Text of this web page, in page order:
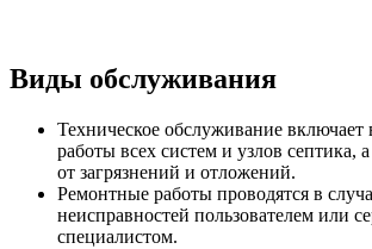
Виды обслуживания
Техническое обслуживание включает
работы всех систем и узлов септика,
от загрязнений и отложений.
Ремонтные работы проводятся в
неисправностей пользователем или
специалистом.